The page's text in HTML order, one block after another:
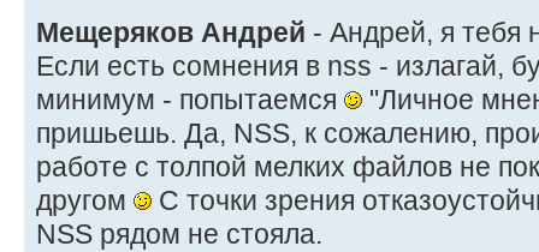
Мещеряков Андрей - Андрей, я тебя
Если есть сомнения в nss - излагай,
минимум - попытаемся
"Личное
пришьешь. Да, NSS, к сожалению,
работе с толпой мелких файлов не
другом
С точки зрения
NSS рядом не стояла.